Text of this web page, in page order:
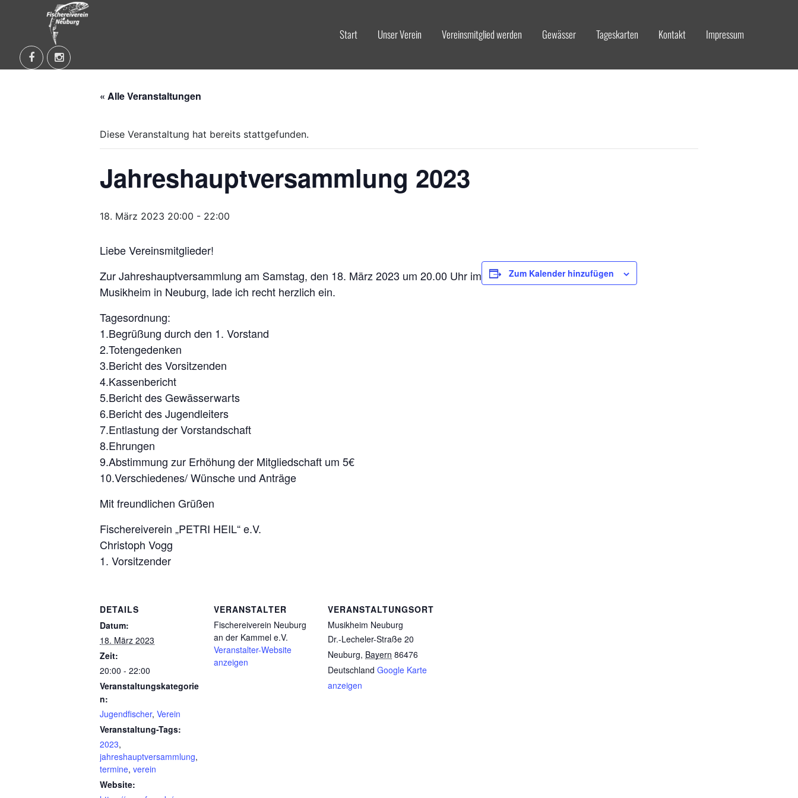
Start Unser Verein Vereinsmitglied werden Gewässer Tageskarten Kontakt Impressum
« Alle Veranstaltungen
Diese Veranstaltung hat bereits stattgefunden.
Jahreshauptversammlung 2023
18. März 2023 20:00 - 22:00
Liebe Vereinsmitglieder!
Zur Jahreshauptversammlung am Samstag, den 18. März 2023 um 20.00 Uhr im
Musikheim in Neuburg, lade ich recht herzlich ein.
Tagesordnung:
1.Begrüßung durch den 1. Vorstand
2.Totengedenken
3.Bericht des Vorsitzenden
4.Kassenbericht
5.Bericht des Gewässerwarts
6.Bericht des Jugendleiters
7.Entlastung der Vorstandschaft
8.Ehrungen
9.Abstimmung zur Erhöhung der Mitgliedschaft um 5€
10.Verschiedenes/ Wünsche und Anträge
Mit freundlichen Grüßen
Fischereiverein „PETRI HEIL“ e.V.
Christoph Vogg
1. Vorsitzender
Zum Kalender hinzufügen
DETAILS
Datum:
18. März 2023
Zeit:
20:00 - 22:00
Veranstaltungskategorie
n:
Jugendfischer, Verein
Veranstaltung-Tags:
2023,
jahreshauptversammlung,
termine, verein
Website:
VERANSTALTER
Fischereiverein Neuburg
an der Kammel e.V.
Veranstalter-Website
anzeigen
VERANSTALTUNGSORT
Musikheim Neuburg
Dr.-Lecheler-Straße 20
Neuburg, Bayern 86476
Deutschland Google Karte
anzeigen